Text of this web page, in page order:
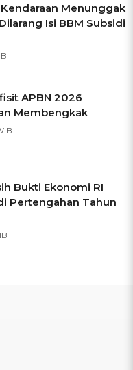
Menunggak
Isi BBM Subsidi
APBN 2026
Membengkak
Bukti Ekonomi RI
Pertengahan Tahun